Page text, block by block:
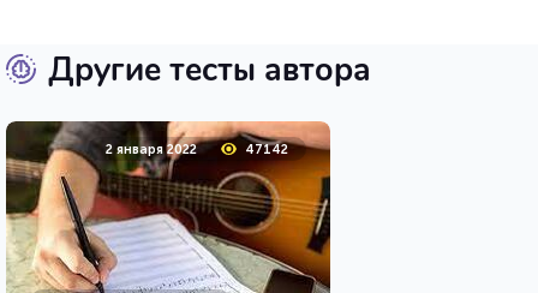
Другие тесты автора
2 января 2022 47142